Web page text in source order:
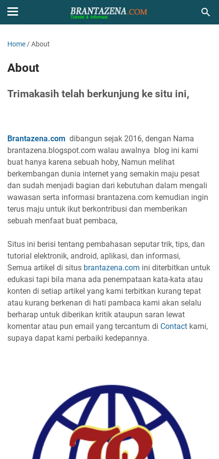
Home /About
About
Trimakasih telah berkunjung ke situ ini,
Brantazena.com dibangun sejak 2016, dengan Nama
brantazena.blogspot.com walau awalnya blog ini kami
buat hanya karena sebuah hoby, Namun melihat
berkembangan dunia internet yang semakin maju pesat
dan sudah menjadi bagian dari kebutuhan dalam mengali
wawasan serta informasi brantazena.com kemudian ingin
terus maju untuk ikut berkontribusi dan memberikan
sebuah menfaat buat pembaca,
Situs ini berisi tentang pembahasan seputar trik, tips, dan
tutorial elektronik, android, aplikasi, dan informasi,
Semua artikel di situs brantazena.com ini diterbitkan untuk
edukasi tapi bila mana ada penempataan kata-kata atau
konten di setiap artikel yang kami terbitkan kurang tepat
atau kurang berkenan di hati pambaca kami akan selalu
berharap untuk diberikan kritik ataupun saran lewat
komentar atau pun email yang tercantum di Contact kami,
supaya dapat kami perbaiki kedepannya.